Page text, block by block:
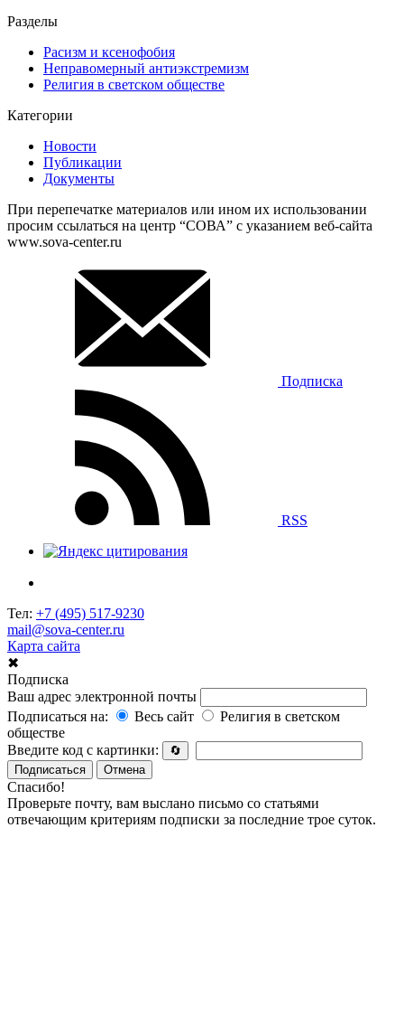
Разделы
Расизм и ксенофобия
Неправомерный антиэкстремизм
Религия в светском обществе
Категории
Новости
Публикации
Документы
При перепечатке материалов или ином их использовании
просим ссылаться на центр “СОВА” с указанием веб-сайта
www.sova-center.ru
Подписка
RSS
Тел: +7 (495) 517-9230
mail@sova-center.ru
Карта сайта
✖
Подписка
Ваш адрес электронной почты
Подписаться на:
Весь сайт
Религия в светском
обществе
Введите код с картинки:
🔄
Подписаться
Отмена
Спасибо!
Проверьте почту, вам выслано письмо со статьями
отвечающим критериям подписки за последние трое суток.